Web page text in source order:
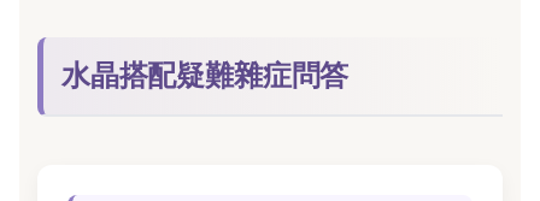
水晶搭配疑難雜症問答